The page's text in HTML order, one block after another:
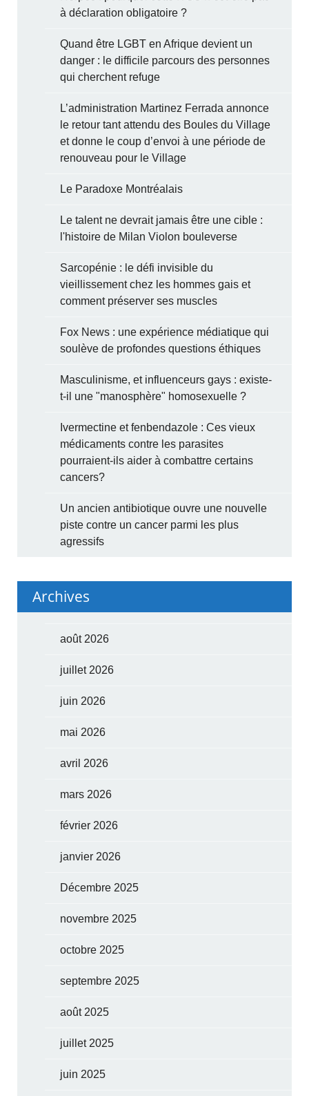
à déclaration obligatoire ?
Quand être LGBT en Afrique devient un
danger : le difficile parcours des personnes
qui cherchent refuge
L’administration Martinez Ferrada annonce
le retour tant attendu des Boules du Village
et donne le coup d’envoi à une période de
renouveau pour le Village
Le Paradoxe Montréalais
Le talent ne devrait jamais être une cible :
l'histoire de Milan Violon bouleverse
Sarcopénie : le défi invisible du
vieillissement chez les hommes gais et
comment préserver ses muscles
Fox News : une expérience médiatique qui
soulève de profondes questions éthiques
Masculinisme, et influenceurs gays : existe-
t-il une "manosphère" homosexuelle ?
Ivermectine et fenbendazole : Ces vieux
médicaments contre les parasites
pourraient-ils aider à combattre certains
cancers?
Un ancien antibiotique ouvre une nouvelle
piste contre un cancer parmi les plus
agressifs
Archives
août 2026
juillet 2026
juin 2026
mai 2026
avril 2026
mars 2026
février 2026
janvier 2026
Décembre 2025
novembre 2025
octobre 2025
septembre 2025
août 2025
juillet 2025
juin 2025